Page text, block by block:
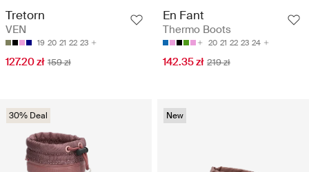
Tretorn
VEN
19 20 21 22 23
127.20 zł 159 zł
En Fant
Thermo Boots
20 21 22 23 24
142.35 zł 219 zł
30% Deal New